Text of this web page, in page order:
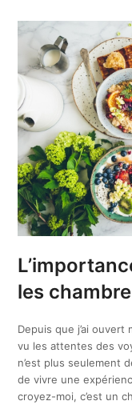
les
Depuis que j’ai ouvert
vu les attentes des
n’est plus seulement
de vivre une
croyez-moi, c’est un